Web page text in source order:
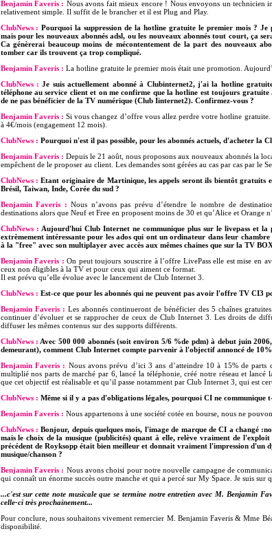
Benjamin Faveris : Nous avons fait mieux encore ! Nous envoyons un technicien
relativement simple. Il suffit de le brancher et il est Plug and Play.
ClubNews : Pourquoi la suppression de la hotline gratuite le premier mois ?
mais pour les nouveaux abonnés adsl, ou les nouveaux abonnés tout court, ça
Ca génèrerai beaucoup moins de mécontentement de la part des nouveaux
tomber car ils trouvent ça trop compliqué.
Benjamin Faveris : La hotline gratuite le premier mois était une promotion.
ClubNews : Je suis actuellement abonné à Clubinternet2, j'ai la hotline
téléphone au service client et on me confirme que la hotline est toujours
de ne pas bénéficier de la TV numérique (Club Iinternet2). Confirmez-vous ?
Benjamin Faveris : Si vous changez d’offre vous allez perdre votre hotline
à 4€/mois (engagement 12 mois).
ClubNews : Pourquoi n'est il pas possible, pour les abonnés actuels, d'acheter la
Benjamin Faveris : Depuis le 21 août, nous proposons aux nouveaux abonnés la
empêchent de le proposer au client. Les demandes sont gérées au cas par cas par le
ClubNews : Etant originaire de Martinique, les appels seront ils bientôt gratuits
Brésil, Taiwan, Inde, Corée du sud ?
Benjamin Faveris : Nous n’avons pas prévu d’étendre le nombre de
destinations alors que Neuf et Free en proposent moins de 30 et qu’Alice et Orange
ClubNews : Aujourd'hui Club Internet ne communique plus sur le livepass et
extrèmement intéressante pour les ados qui ont un ordinateur dans leur
à la "free" avec son multiplayer avec accès aux mêmes chaines que sur la TV
Benjamin Faveris : On peut toujours souscrire à l’offre LivePass elle est mise en
ceux non éligibles à la TV et pour ceux qui aiment ce format.
Il est prévu qu’elle évolue avec le lancement de Club Internet 3.
ClubNews : Est-ce que pour les abonnés qui ne peuvent pas avoir l'offre TV CI3
Benjamin Faveris : Les abonnés continueront de bénéficier des 5 chaînes
continuer d’évoluer et se rapprocher de ceux de Club Internet 3. Les droits de
diffuser les mêmes contenus sur des supports différents.
ClubNews : Avec 500 000 abonnés (soit environ 5/6 %de pdm) à debut juin
demeurant), comment Club Internet compte parvenir à l'objectif annoncé de
Benjamin Faveris : Nous avons prévu d’ici 3 ans d’atteindre 10 à 15% de
multiplié nos parts de marché par 6, lancé la téléphonie, créé notre réseau et
que cet objectif est réalisable et qu’il passe notamment par Club Internet 3, qui est
ClubNews : Même si il y a pas d'obligations légales, pourquoi CI ne communique
Benjamin Faveris : Nous appartenons à une société cotée en bourse, nous ne
ClubNews : Bonjour, depuis quelques mois, l'image de marque de CI a changé
mais le choix de la musique (publicités) quant à elle, relève vraiment de
précédent de Royksopp était bien meilleur et donnait vraiment l'impression d'un
musique/chanson ?
Benjamin Faveris : Nous avons choisi pour notre nouvelle campagne de
qui connaît un énorme succès outre manche et qui a percé sur My Space. Je suis sur
...c'est sur cette note musicale que se termine notre entretien avec M. Benjamin
celle-ci très prochainement...
Pour conclure, nous souhaitons vivement remercier M. Benjamin Faveris & Mme
disponibilité.